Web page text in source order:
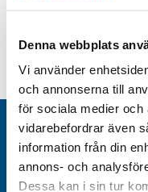
Denna webbplats
Vi använder
och annonserna till
för sociala medier
vidarebefordrar även
information från din
annons- och
Dessa kan i sin tur